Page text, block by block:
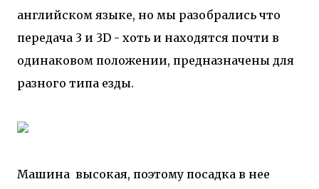
английском языке, но мы разобрались что
передача 3 и 3D - хоть и находятся почти в
одинаковом положении, предназначены для
разного типа езды.
Машина высокая, поэтому посадка в нее